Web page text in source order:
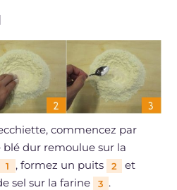
commencez par
blé dur remoulue sur la
1 , formez un puits 2
et
sel sur la farine
3 .